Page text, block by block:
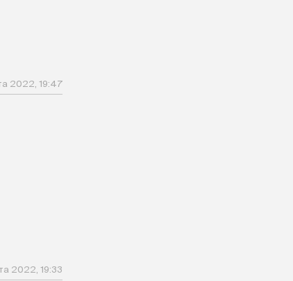
2022, 19:47
2022, 19:33